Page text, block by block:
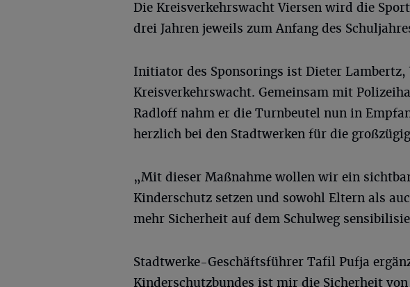
Die Kreisverkehrswacht Viersen wird die
drei Jahren jeweils zum Anfang des
Initiator des Sponsorings ist Dieter Lambertz,
Kreisverkehrswacht. Gemeinsam mit
Radloff nahm er die Turnbeutel nun in
herzlich bei den Stadtwerken für die
„Mit dieser Maßnahme wollen wir ein
Kinderschutz setzen und sowohl Eltern als
mehr Sicherheit auf dem Schulweg
Stadtwerke-Geschäftsführer Tafil Pufja
Kinderschutzbundes ist mir die Sicherheit von